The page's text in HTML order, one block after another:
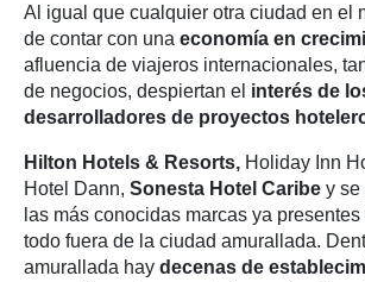
Al igual que cualquier otra ciudad en el
de contar con una economía en
afluencia de viajeros internacionales,
de negocios, despiertan el interés de
desarrolladores de proyectos
Hilton Hotels & Resorts, Holiday Inn
Hotel Dann, Sonesta Hotel Caribe y se
las más conocidas marcas ya
todo fuera de la ciudad amurallada.
amurallada hay decenas de